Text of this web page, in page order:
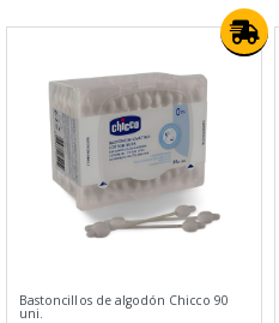
Bastoncillos de algodón Chicco 90
uni.